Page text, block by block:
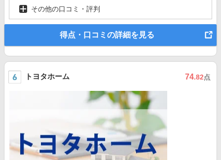
その他の口コミ・評判
得点・口コミの詳細を見る
トヨタホーム 74.82点